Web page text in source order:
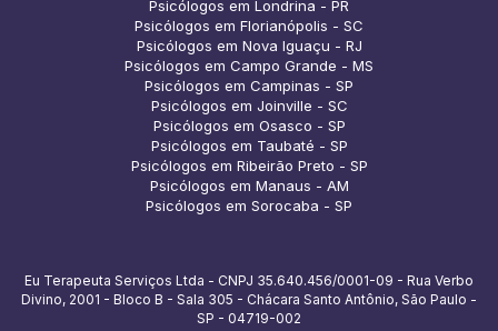
Psicólogos em Londrina - PR
Psicólogos em Florianópolis - SC
Psicólogos em Nova Iguaçu - RJ
Psicólogos em Campo Grande - MS
Psicólogos em Campinas - SP
Psicólogos em Joinville - SC
Psicólogos em Osasco - SP
Psicólogos em Taubaté - SP
Psicólogos em Ribeirão Preto - SP
Psicólogos em Manaus - AM
Psicólogos em Sorocaba - SP
Eu Terapeuta Serviços Ltda - CNPJ 35.640.456/0001-09 - Rua Verbo
Divino, 2001 - Bloco B - Sala 305 - Chácara Santo Antônio, São Paulo -
SP - 04719-002